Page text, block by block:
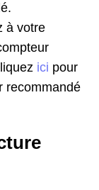
à votre
ici pour
recommandé